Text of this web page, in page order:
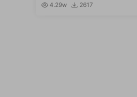
4.29w 2617